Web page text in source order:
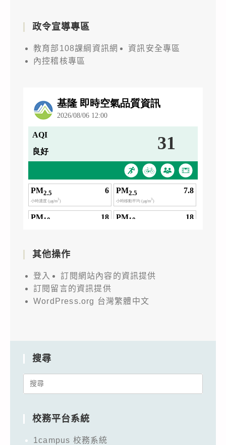
政令宣導專區
教育部108課綱資訊網
資訊安全專區
內控稽核專區
其他操作
登入
訂閱網站內容的資訊提供
訂閱留言的資訊提供
WordPress.org 台灣繁體中文
搜尋
Search
校務平台系統
1campus 校務系統